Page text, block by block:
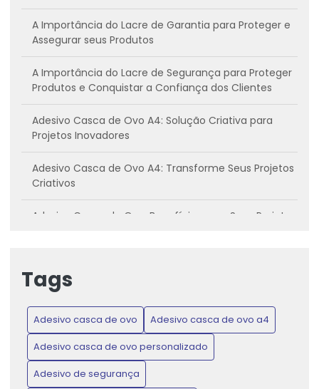
A Importância do Lacre de Garantia para Proteger e
Assegurar seus Produtos
A Importância do Lacre de Segurança para Proteger
Produtos e Conquistar a Confiança dos Clientes
Adesivo Casca de Ovo A4: Solução Criativa para
Projetos Inovadores
Adesivo Casca de Ovo A4: Transforme Seus Projetos
Criativos
Adesivo Casca de Ovo: Benefícios para Seus Projetos
como utilizar
Adesivo Casca de Ovo: Inovação para Projetos
Criativos e Práticos
Adesivo Casca de Ovo: Proteja Produtos e Ganhe
Confiança do Consumidor
Tags
Adesivo casca de ovo
Adesivo casca de ovo a4
Adesivo casca de ovo personalizado
Adesivo de segurança